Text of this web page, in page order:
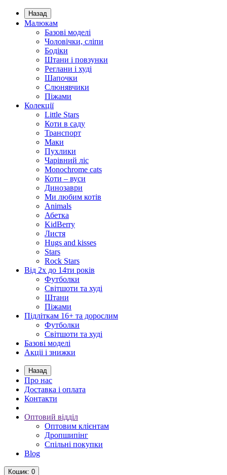
Назад
Малюкам
Базові моделі
Чоловічки, сліпи
Бодіки
Штани і повзунки
Реглани і худі
Шапочки
Слюнявчики
Піжами
Колекції
Little Stars
Коти в саду
Транспорт
Маки
Пухлики
Чарівний ліс
Monochrome cats
Коти – вуси
Динозаври
Ми любим котів
Animals
Абетка
KidBerry
Листя
Hugs and kisses
Stars
Rock Stars
Від 2х до 14ти років
Футболки
Світшоти та худі
Штани
Піжами
Підліткам 16+ та дорослим
Футболки
Світшоти та худі
Базові моделі
Акціі і знижки
Назад
Про нас
Доставка і оплата
Контакти
Оптовий відділ
Оптовим клієнтам
Дропшипінг
Спільні покупки
Blog
Кошик: 0